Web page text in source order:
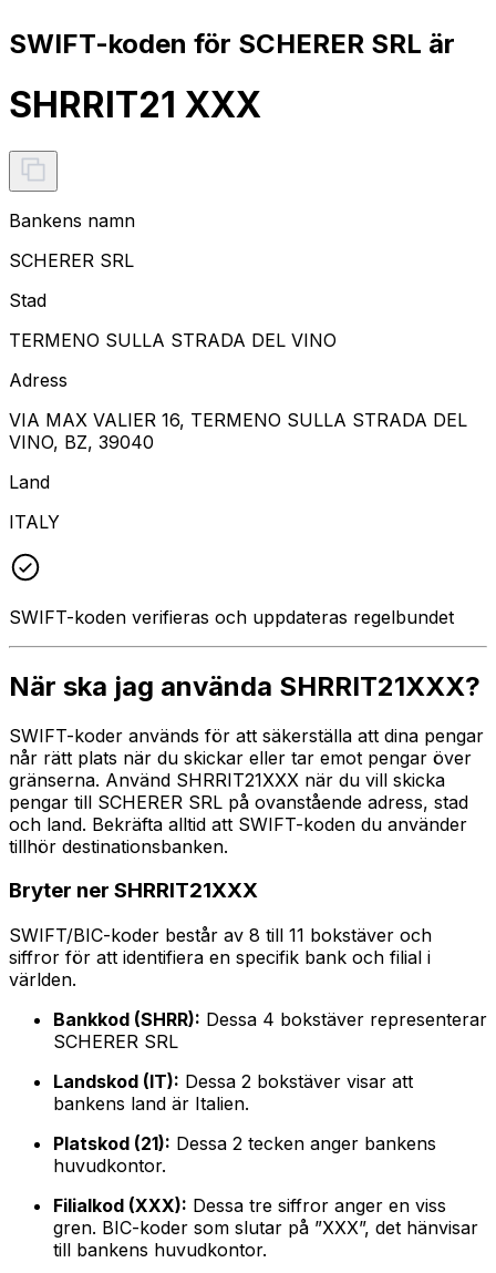
SWIFT-koden för SCHERER SRL är
SHRRIT21 XXX
Bankens namn
SCHERER SRL
Stad
TERMENO SULLA STRADA DEL VINO
Adress
VIA MAX VALIER 16, TERMENO SULLA STRADA DEL
VINO, BZ, 39040
Land
ITALY
SWIFT-koden verifieras och uppdateras regelbundet
När ska jag använda SHRRIT21XXX?
SWIFT-koder används för att säkerställa att dina pengar
når rätt plats när du skickar eller tar emot pengar över
gränserna. Använd SHRRIT21XXX när du vill skicka
pengar till SCHERER SRL på ovanstående adress, stad
och land. Bekräfta alltid att SWIFT-koden du använder
tillhör destinationsbanken.
Bryter ner SHRRIT21XXX
SWIFT/BIC-koder består av 8 till 11 bokstäver och
siffror för att identifiera en specifik bank och filial i
världen.
Bankkod (SHRR): Dessa 4 bokstäver representerar
SCHERER SRL
Landskod (IT): Dessa 2 bokstäver visar att
bankens land är Italien.
Platskod (21): Dessa 2 tecken anger bankens
huvudkontor.
Filialkod (XXX): Dessa tre siffror anger en viss
gren. BIC-koder som slutar på ”XXX”, det hänvisar
till bankens huvudkontor.